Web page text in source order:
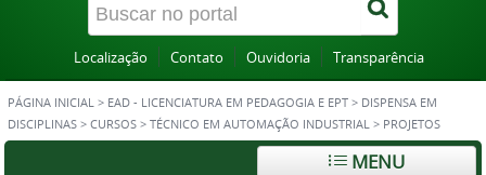
Localização Contato Ouvidoria Transparência
PÁGINA INICIAL > EAD - LICENCIATURA EM PEDAGOGIA E EPT > DISPENSA EM
DISCIPLINAS > CURSOS > TÉCNICO EM AUTOMAÇÃO INDUSTRIAL > PROJETOS
MENU